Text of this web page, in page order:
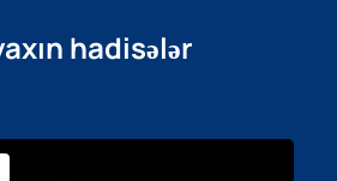
hadisələr